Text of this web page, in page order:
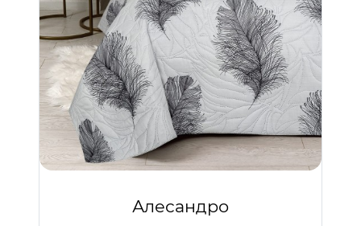
Алесандро